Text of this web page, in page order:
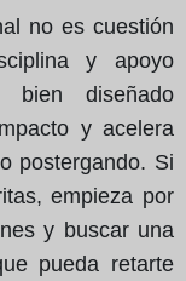
no es cuestión
y apoyo
bien diseñado
y acelera
postergando. Si
empieza por
y buscar una
pueda retarte